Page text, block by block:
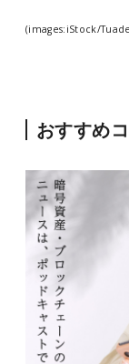
(images:iStock/
おすすめ